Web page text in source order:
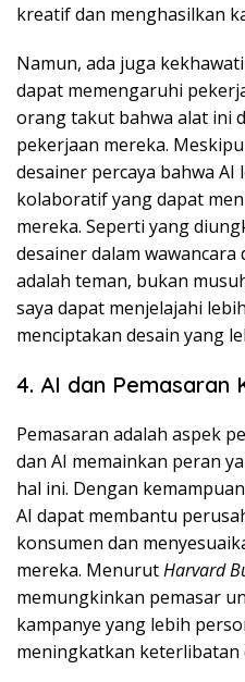
kreatif dan menghasilkan
Namun, ada juga
dapat memengaruhi
orang takut bahwa alat ini
pekerjaan mereka.
desainer percaya bahwa AI
kolaboratif yang dapat
mereka. Seperti yang
desainer dalam wawancara
adalah teman, bukan
saya dapat menjelajahi
menciptakan desain yang
4. AI dan Pemasaran
Pemasaran adalah aspek
dan AI memainkan peran
hal ini. Dengan
AI dapat membantu
konsumen dan
mereka. MenurutHarvard
memungkinkan pemasar
kampanye yang lebih
meningkatkan keterlibatan